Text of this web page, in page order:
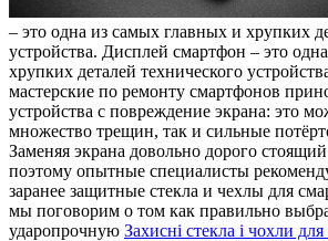
– это одна из самых главных и хрупких
устройства. Дисплей смартфон – это
хрупких деталей технического
мастерские по ремонту смартфонов
устройства с повреждение экрана: это
множество трещин, так и сильные
Заменяя экрана довольно дорого
поэтому опытные специалисты
заранее защитные стекла и чехлы для
мы поговорим о том как правильно
ударопрочную Захисні стекла і чохли